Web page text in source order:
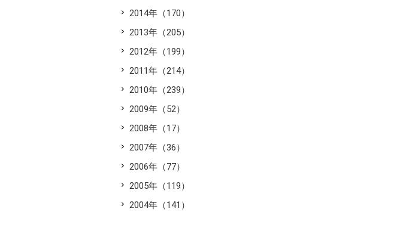
2014年（170）
2013年（205）
2012年（199）
2011年（214）
2010年（239）
2009年（52）
2008年（17）
2007年（36）
2006年（77）
2005年（119）
2004年（141）